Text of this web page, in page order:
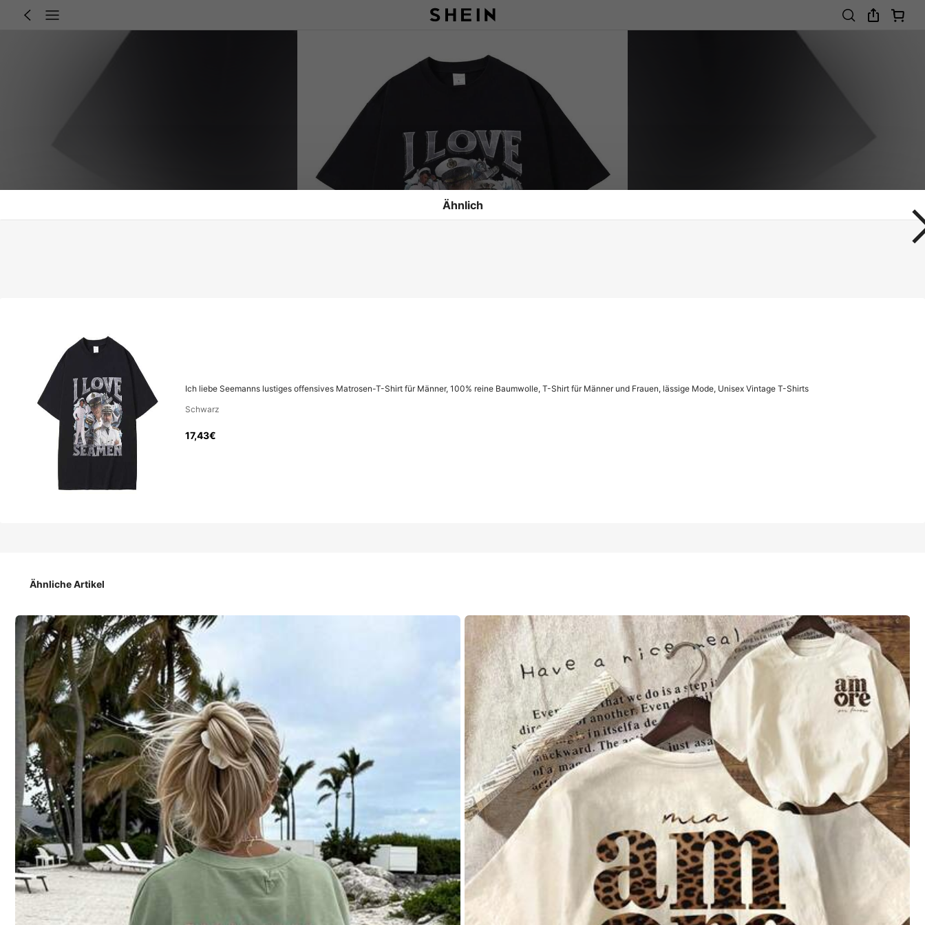
,43€ Preis inkl. MwSt. und Zollgebühren
vsl. 4-5 Werktage Lieferung
Ich liebe Seemanns lustiges offensives Matrosen-T-Shirt für Männer, 100% reine Baumwolle, T-Shirt für Männer und Frauen, lässige Mode, Unisex Vintage T-Shirts
S XL XXL XXXL
Größenberater
Nicht deine Größe? Sag uns
Versand nach Germany
Kostenloser Versand (Wenn Bestellungen bei diesem Verkäufer ≥ 30,00€)
Voraussichtliche Lieferung:12 Aug. - 13 Aug.
vsl. 4-5 Werktage Lieferung : Ausgenommen Wochenende und Feiertage
30-tägige kostenlose Rückgabe
Vorbehaltlich der Fair-Use-Richtlinie
Sichere Zahlungen · Datenschutz
Ähnlich
Ich liebe Seemanns lustiges offensives Matrosen-T-Shirt für Männer, 100% reine Baumwolle, T-Shirt für Männer und Frauen, lässige Mode, Unisex Vintage T-Shirts
Schwarz
17,43€
Ähnliche Artikel